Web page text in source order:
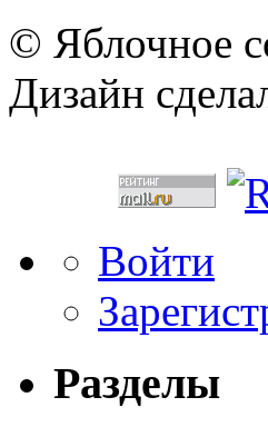
© Яблочное
Дизайн
Войти
Разделы